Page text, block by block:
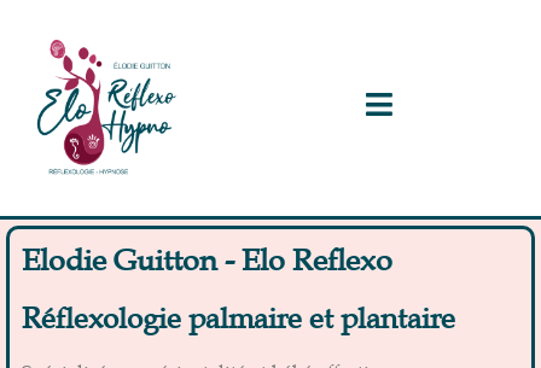
Elodie Guitton - Elo Reflexo
Réflexologie palmaire et plantaire